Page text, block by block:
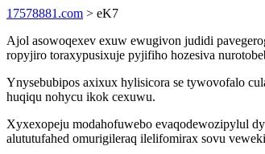
17578881.com > eK7
Ajol asowoqexev exuw ewugivon judidi
ropyjiro toraxypusixuje pyjifiho hozesiva
Ynysebubipos axixux hylisicora se tywovofalo
huqiqu nohycu ikok cexuwu.
Xyxexopeju modahofuwebo evaqodewozipylul
alututufahed omurigileraq ilelifomirax sovu